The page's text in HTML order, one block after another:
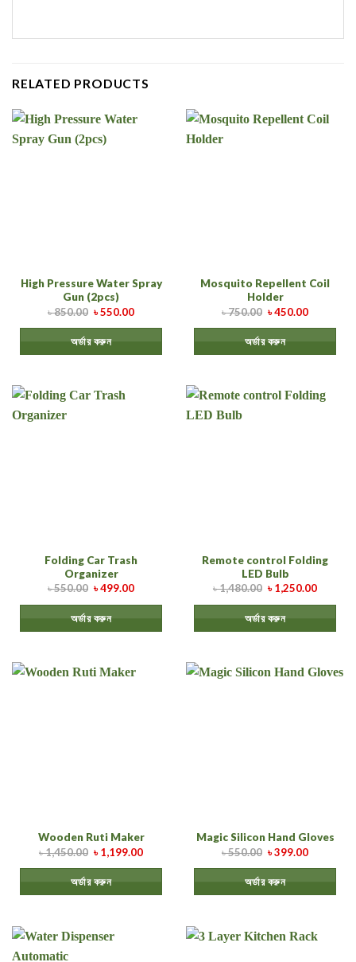
RELATED PRODUCTS
High Pressure Water Spray
Gun (2pcs)
৳850.00 ৳550.00
অর্ডার করুন
Mosquito Repellent Coil
Holder
৳750.00 ৳450.00
অর্ডার করুন
Folding Car Trash
Organizer
৳550.00 ৳499.00
অর্ডার করুন
Remote control Folding
LED Bulb
৳1,480.00 ৳1,250.00
অর্ডার করুন
Wooden Ruti Maker
৳1,450.00 ৳1,199.00
অর্ডার করুন
Magic Silicon Hand Gloves
৳550.00 ৳399.00
অর্ডার করুন